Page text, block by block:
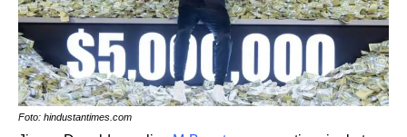
Foto: hindustantimes.com